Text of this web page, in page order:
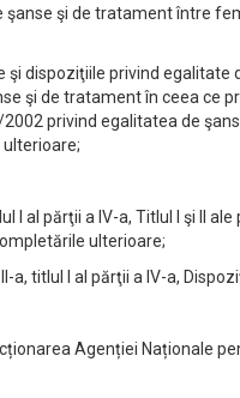
şanse şi de tratament între
şi dispoziţiile privind
şi de tratament în ceea ce
privind egalitatea de
I al părţii a IV-a, Titlul I şi II
ulterioare;
a, titlul I al părţii a IV-a,
Agenției Naționale